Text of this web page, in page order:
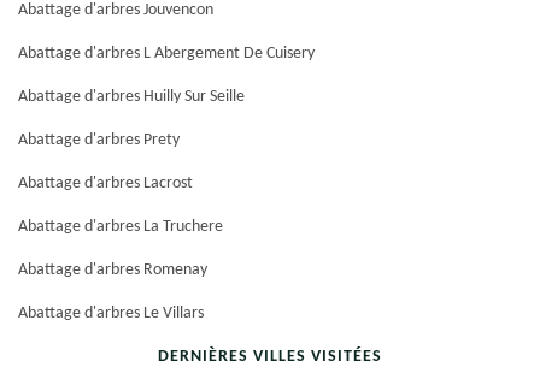
Abattage d'arbres Jouvencon
Abattage d'arbres L Abergement De Cuisery
Abattage d'arbres Huilly Sur Seille
Abattage d'arbres Prety
Abattage d'arbres Lacrost
Abattage d'arbres La Truchere
Abattage d'arbres Romenay
Abattage d'arbres Le Villars
DERNIÈRES VILLES VISITÉES